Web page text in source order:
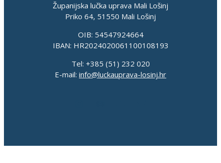
Županijska lučka uprava Mali Lošinj
Priko 64, 51550 Mali Lošinj
OIB: 54547924664
IBAN: HR2024020061100108193
Tel: +385 (51) 232 020
E-mail: info@luckauprava-losinj.hr